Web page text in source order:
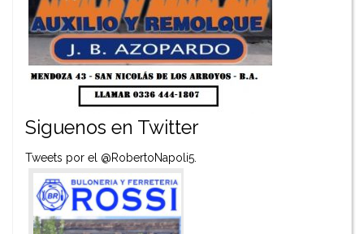
Siguenos en Twitter
Tweets por el @RobertoNapoli5.